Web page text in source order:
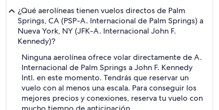
¿Qué aerolíneas tienen vuelos directos de Palm
Springs, CA (PSP-A. Internacional de Palm Springs) a
Nueva York, NY (JFK-A. Internacional John F.
Kennedy)?
Ninguna aerolínea ofrece volar directamente de A.
Internacional de Palm Springs a John F. Kennedy
Intl. en este momento. Tendrás que reservar un
vuelo con al menos una escala. Para conseguir los
mejores precios y conexiones, reserva tu vuelo con